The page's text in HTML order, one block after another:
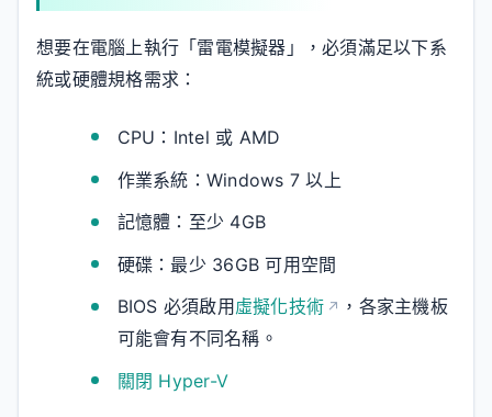
想要在電腦上執行「雷電模擬器」，必須滿足以下系
統或硬體規格需求：
CPU：Intel 或 AMD
作業系統：Windows 7 以上
記憶體：至少 4GB
硬碟：最少 36GB 可用空間
BIOS 必須啟用 虛擬化技術
，各家主機板
可能會有不同名稱。
關閉 Hyper-V